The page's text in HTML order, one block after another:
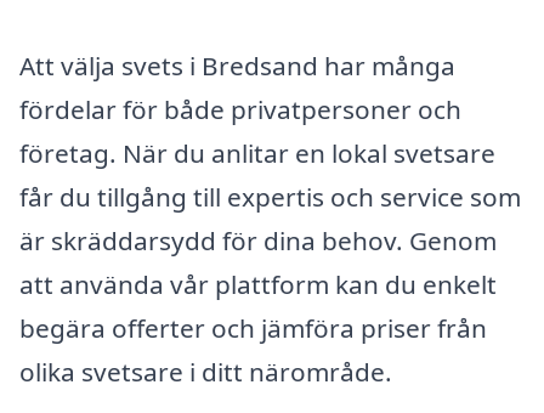
Att välja svets i Bredsand har många
fördelar för både privatpersoner och
företag. När du anlitar en lokal svetsare
får du tillgång till expertis och service som
är skräddarsydd för dina behov. Genom
att använda vår plattform kan du enkelt
begära offerter och jämföra priser från
olika svetsare i ditt närområde.